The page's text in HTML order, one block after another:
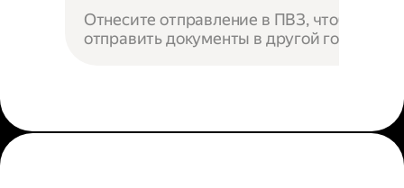
Отнесите отправление в ПВЗ, чтобы
отправить документы в другой город